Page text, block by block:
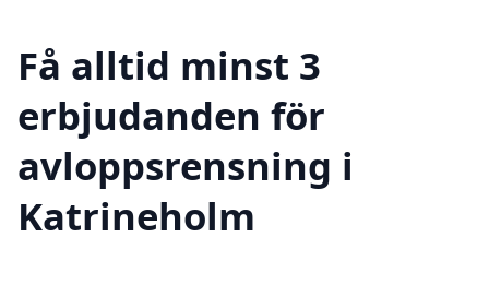
Få alltid minst 3
erbjudanden för
avloppsrensning i
Katrineholm